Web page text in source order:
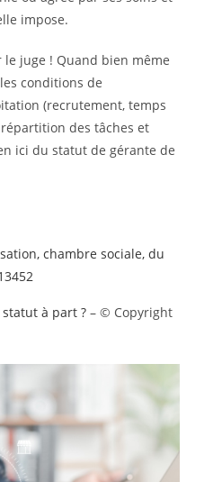
impose.
juge ! Quand bien même
conditions de
(recrutement, temps
des tâches et
ici du statut de gérante de
chambre sociale, du
à part ? – © Copyright